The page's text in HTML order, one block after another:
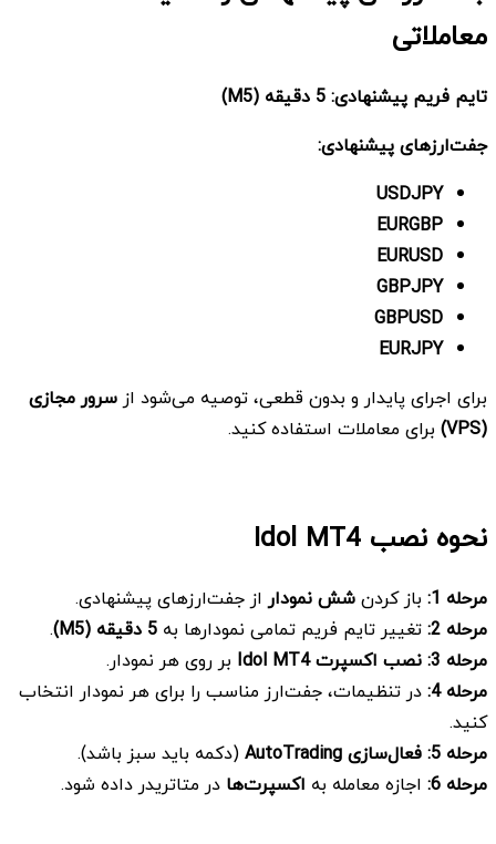
معاملاتی
تایم فریم پیشنهادی:5 دقیقه
(M5)
جفت‌ارزهای پیشنهادی:
USDJPY
EURGBP
EURUSD
GBPJPY
GBPUSD
EURJPY
برای اجرای پایدار و بدون قطعی، توصیه می‌شود ازسرور مجازی
(VPS)
برای معاملات استفاده کنید.
نحوه نصبIdol MT4
مرحله 1 : باز کردنشش نموداراز جفت‌ارزهای پیشنهادی.
مرحله 2 :تغییر تایم فریم تمامی نمودارها به 5 دقیقه (M5)
.
مرحله 3 :نصب اکسپرتIdol MT4
بر روی هر نمودار.
مرحله 4 :در تنظیمات، جفت‌ارز مناسب را برای هر نمودار انتخاب
کنید.
مرحله 5 :فعال‌سازی
(دکمه باید سبز باشد).
مرحله 6 : اجازه معامله به اکسپرت‌ها در متاتریدر داده شود.